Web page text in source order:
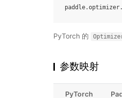
paddle.optimizer
PyTorch 的
参数映射
PyTorch